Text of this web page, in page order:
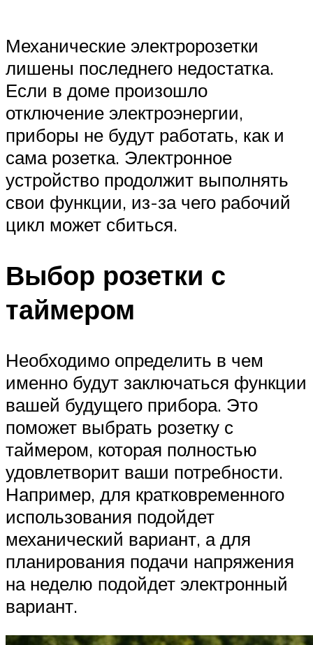
Механические электророзетки
лишены последнего недостатка.
Если в доме произошло
отключение электроэнергии,
приборы не будут работать, как и
сама розетка. Электронное
устройство продолжит выполнять
свои функции, из-за чего рабочий
цикл может сбиться.
Выбор розетки с
таймером
Необходимо определить в чем
именно будут заключаться функции
вашей будущего прибора. Это
поможет выбрать розетку с
таймером, которая полностью
удовлетворит ваши потребности.
Например, для кратковременного
использования подойдет
механический вариант, а для
планирования подачи напряжения
на неделю подойдет электронный
вариант.